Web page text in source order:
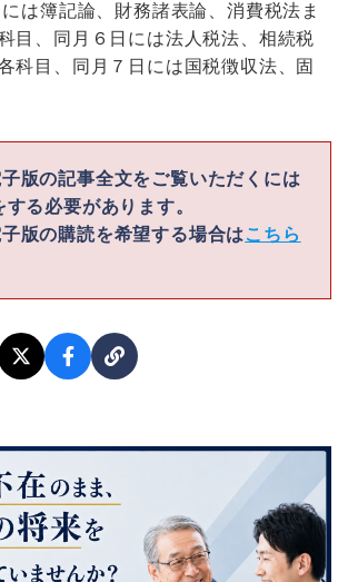
は簿記論、財務諸表論、消費税法ま
目、同月６日には法人税法、相続税
科目、同月７日には国税徴収法、固
版の記事全文をご覧いただくには
する必要があります。
版の購読を希望する場合は こちら